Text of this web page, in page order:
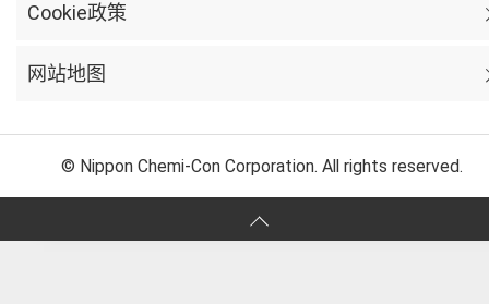
Cookie政策
网站地图
© Nippon Chemi-Con Corporation. All rights reserved.